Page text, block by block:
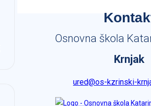
Osnovna škola
Krnjak
ured@os-kzrinski-